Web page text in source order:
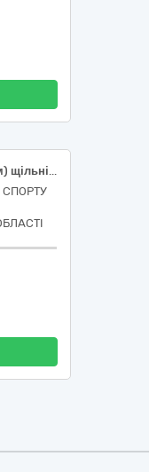
Плита базальтова (1000х600х100мм) щільність 190кг/м3 код ДК 021:2015-44110000-4 – Конструкційні матеріали
СПОРТУ